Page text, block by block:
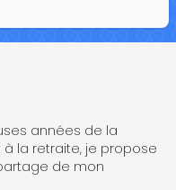
années de la
la retraite, je propose
de mon